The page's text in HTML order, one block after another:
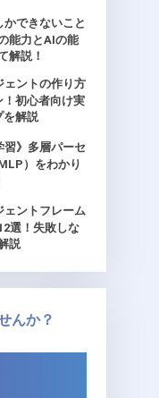
かできないこと
能力とAIの能
解説！
ェントの作り方
！初心者向け実
を解説
習》多層パーセ
）をわかり
ェントフレーム
選！失敗しな
説
んか？